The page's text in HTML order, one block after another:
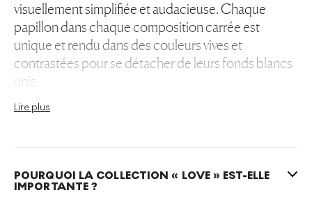
visuellement simplifiée et audacieuse. Chaque
papillon dans chaque composition carrée est
unique et rendu dans des couleurs vives et
contrastées pour se détacher de leurs fonds blancs
unis.
montrent les papillons comme s’ils étaient piégés
sur du papier tue-mouches. Selon l’artiste, des
Lire plus
POURQUOI LA COLLECTION « LOVE » EST-ELLE
IMPORTANTE ?